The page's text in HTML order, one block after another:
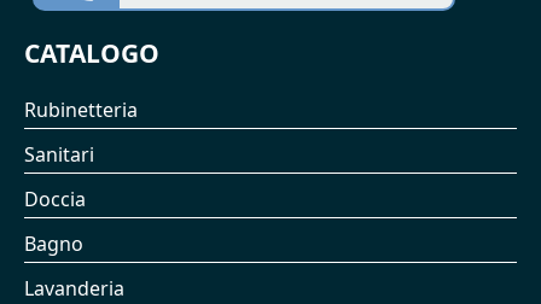
CATALOGO
Rubinetteria
Sanitari
Doccia
Bagno
Lavanderia